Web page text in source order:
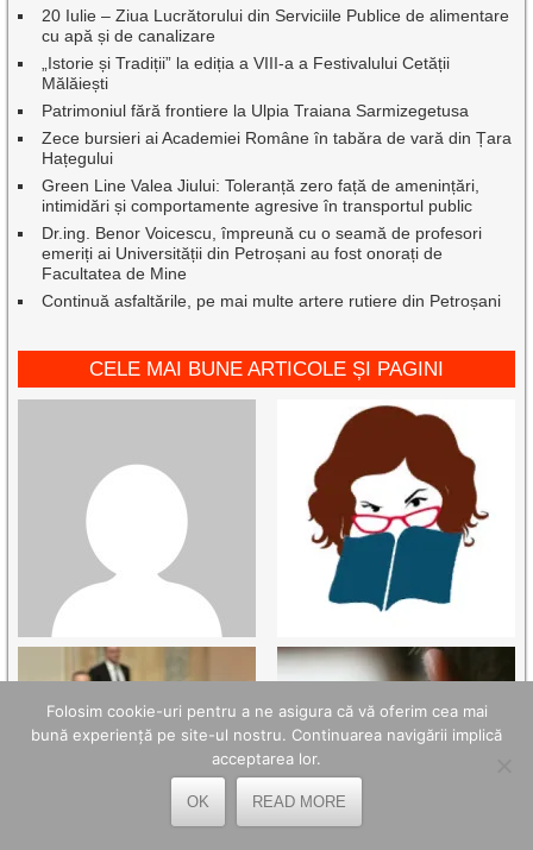
20 Iulie – Ziua Lucrătorului din Serviciile Publice de alimentare
cu apă și de canalizare
„Istorie și Tradiții” la ediția a VIII-a a Festivalului Cetății
Mălăiești
Patrimoniul fără frontiere la Ulpia Traiana Sarmizegetusa
Zece bursieri ai Academiei Române în tabăra de vară din Țara
Hațegului
Green Line Valea Jiului: Toleranță zero față de amenințări,
intimidări și comportamente agresive în transportul public
Dr.ing. Benor Voicescu, împreună cu o seamă de profesori
emeriți ai Universității din Petroșani au fost onorați de
Facultatea de Mine
Continuă asfaltările, pe mai multe artere rutiere din Petroșani
CELE MAI BUNE ARTICOLE ȘI PAGINI
Folosim cookie-uri pentru a ne asigura că vă oferim cea mai
bună experiență pe site-ul nostru. Continuarea navigării implică
acceptarea lor.
OK READ MORE